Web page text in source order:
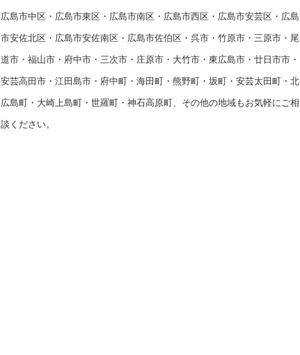
広島市中区・広島市東区・広島市南区・広島市西区・広島市安芸区・広島
市安佐北区・広島市安佐南区・広島市佐伯区・呉市・竹原市・三原市・尾
道市・福山市・府中市・三次市・庄原市・大竹市・東広島市・廿日市市・
安芸高田市・江田島市・府中町・海田町・熊野町・坂町・安芸太田町・北
広島町・大崎上島町・世羅町・神石高原町、その他の地域もお気軽にご相
談ください。